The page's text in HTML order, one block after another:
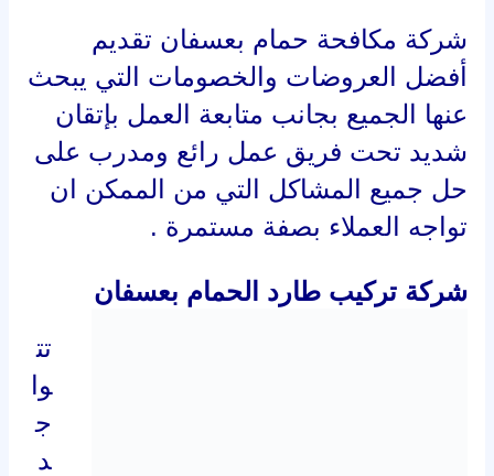
شركة مكافحة حمام بعسفان تقديم
أفضل العروضات والخصومات التي يبحث
عنها الجميع بجانب متابعة العمل بإتقان
شديد تحت فريق عمل رائع ومدرب على
حل جميع المشاكل التي من الممكن ان
تواجه العملاء بصفة مستمرة .
شركة تركيب طارد الحمام بعسفان
تت
واجد طيور الحمام على العديد من منازلنا
الأعشاش فوق المباني وتعمل على تربية